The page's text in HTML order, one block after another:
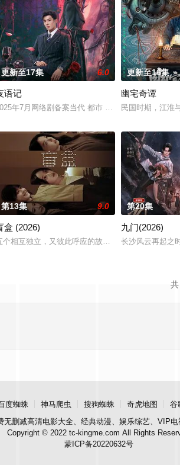
，通过摸排、勘查等传统刑侦手段，接连破获
戏班主横尸戏台，将冷血少帅许又安与昆曲名伶
更新至17集 6.0
语记
年7月网络剧备案当代 都市 海南越酷文化传媒有
更新至16集
幽宅奇谭
民国时期，江淮
入翰林院的奇女子。十年前的她被他从死人堆
奴的属性，请求老炮儿顾炎带自己用程序员身份
第13集 9.0
盒 (2026)
个相互独立，又彼此呼应的故事——用一场精心策划
第20集
九门(2026)
长沙风云再起之
共
度蜘蛛 神马爬虫 搜狗蜘蛛 奇虎地图 谷
无删减高清电影大全、经典动漫、娱乐综艺、VIP
Copyright © 2022 tc-kingme.com All Rights
蒙ICP备20220632号